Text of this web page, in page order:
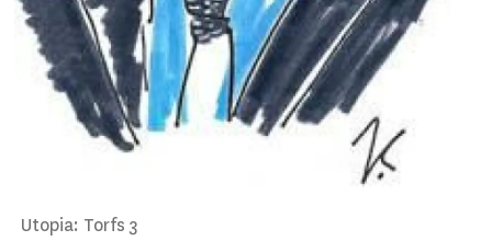
Utopia: Torfs 3